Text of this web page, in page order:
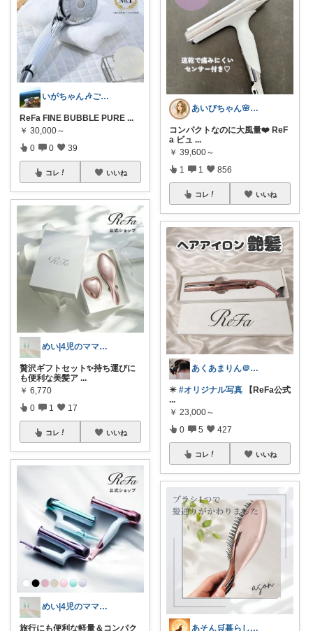
いがちゃん🎶ご購入感謝です🎶
ReFa FINE BUBBLE PURE ...
￥ 30,000～
0 0 39
コレ いいね
めい|4児のママおすすめ
贅沢ギフトセット✨持ち運びに
も便利な美髪ア ...
￥ 6,770
0 1 17
コレ いいね
めい|4児のママおすすめ
旅行にも便利な軽量＆コンパク
あいびちゃん🌸２児mama
コンパクトなのに大風量❤️ ReF
a ビュ ...
￥ 39,600～
1 1 856
コレ いいね
あくあまりん＠アメブロもよろしく💕
✴️ #オリジナル写真 【ReFa公式
...
￥ 23,000～
0 5 427
コレ いいね
あそん🛒暮らしに彩りを✨️